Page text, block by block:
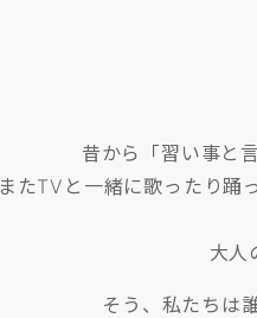
昔から「習い事と
またTVと一緒に歌ったり踊
大人
そう、私たちは